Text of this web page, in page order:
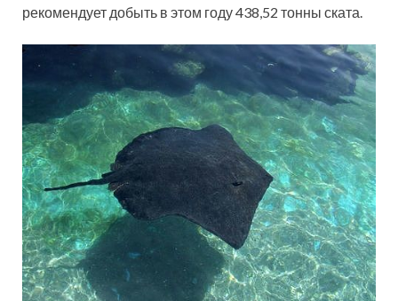
рекомендует добыть в этом году 438,52 тонны ската.